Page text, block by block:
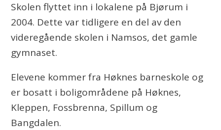
m
s
k
o
l
Skolen flyttet inn i lokalene på Bjørum i
2004. Dette var tidligere en del av den
videregående skolen i Namsos, det gamle
gymnaset.
Elevene kommer fra Høknes barneskole og
er bosatt i boligområdene på Høknes,
Kleppen, Fossbrenna, Spillum og
Bangdalen.